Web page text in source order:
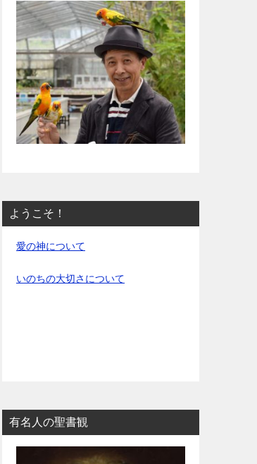
ようこそ！
愛の神について
いのちの大切さについて
有名人の聖書観